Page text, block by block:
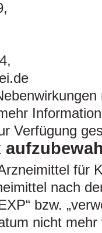
Verfügung
für
nach
bzw.
nicht